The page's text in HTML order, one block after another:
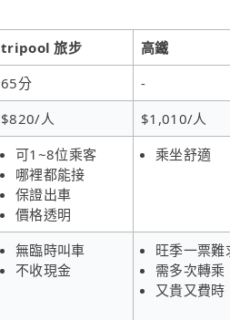
tripool 旅步 高鐵
65分 -
$820/人 $1,010/人
可1~8位乘客
哪裡都能接
保證出車
價格透明
乘坐舒適
無臨時叫車
不收現金
旺季一票難
需多次轉乘
又貴又費時